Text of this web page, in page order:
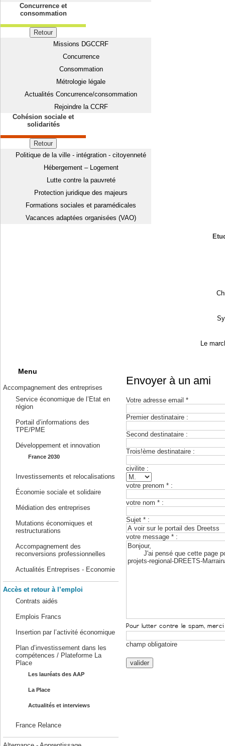
Concurrence et
consommation
Retour
Missions DGCCRF
Concurrence
Consommation
Métrologie légale
Actualités Concurrence/consommation
Rejoindre la CCRF
Cohésion sociale et
solidarités
Retour
Politique de la ville - intégration - citoyenneté
Hébergement – Logement
Lutte contre la pauvreté
Protection juridique des majeurs
Formations sociales et paramédicales
Vacances adaptées organisées (VAO)
Le
Menu
Accompagnement des entreprises
Service économique de l’Etat en
région
Portail d’informations des
TPE/PME
Développement et innovation
France 2030
Investissements et relocalisations
Économie sociale et solidaire
Médiation des entreprises
Mutations économiques et
restructurations
Accompagnement des
reconversions professionnelles
Actualités Entreprises - Economie
Accès et retour à l’emploi
Contrats aidés
Emplois Francs
Insertion par l’activité économique
Plan d’investissement dans les
compétences / Plateforme La
Place
Les lauréats des AAP
La Place
Actualités et interviews
France Relance
Envoyer à un ami
Votre adresse email *
Premier destinataire :
Second destinataire :
Trois!ème destinataire :
civilite :
votre prenom * :
votre nom * :
Sujet * :
votre message * :
champ obligatoire